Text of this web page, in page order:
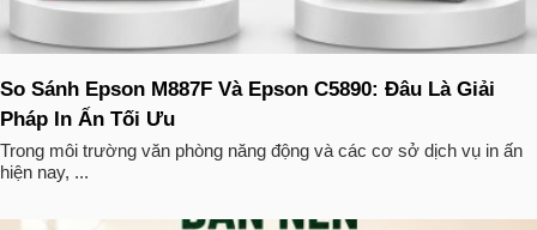
So Sánh Epson M887F Và Epson C5890: Đâu Là Giải
Pháp In Ấn Tối Ưu
Trong môi trường văn phòng năng động và các cơ sở dịch vụ in ấn
hiện nay, ...